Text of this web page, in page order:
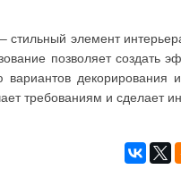
стильный элемент
позволяет
вариантов декорирования
требованиям и сделает